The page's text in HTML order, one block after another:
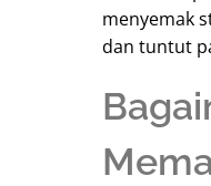
menyemak
dan tuntut